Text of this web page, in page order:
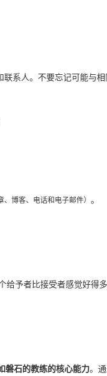
系人。 不要忘记可能与
、博客、电话和电子邮件） 。
给予者比接受者感觉好得
磐石的教练的核心能力。